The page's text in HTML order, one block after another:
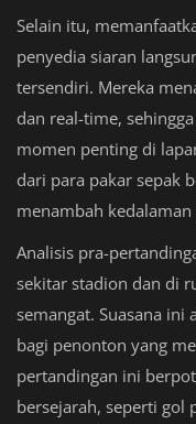
Selain itu,
penyedia siaran
tersendiri. Mereka
dan real-time,
momen penting di
dari para pakar sepak
menambah
Analisis pra-
sekitar stadion dan di
semangat. Suasana ini
bagi penonton yang
pertandingan ini
bersejarah, seperti gol